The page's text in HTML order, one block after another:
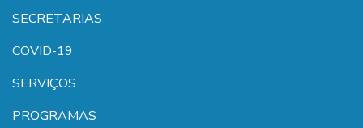
SECRETARIAS
COVID-19
SERVIÇOS
PROGRAMAS